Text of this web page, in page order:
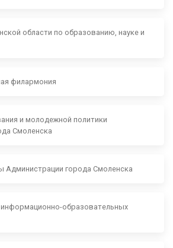
области по образованию, науке и
филармония
и молодежной политики
Смоленска
Администрации города Смоленска
образовательных